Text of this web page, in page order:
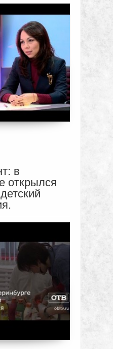
в
открылся